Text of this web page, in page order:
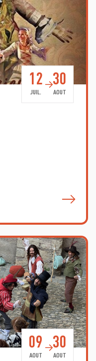
12
JUIL.
30
AOUT
09
AOUT
30
AOUT